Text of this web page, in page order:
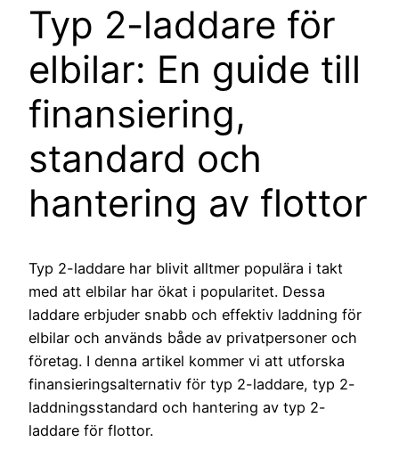
Typ 2-laddare för
elbilar: En guide till
finansiering,
standard och
hantering av flottor
Typ 2-laddare har blivit alltmer populära i takt
med att elbilar har ökat i popularitet. Dessa
laddare erbjuder snabb och effektiv laddning för
elbilar och används både av privatpersoner och
företag. I denna artikel kommer vi att utforska
finansieringsalternativ för typ 2-laddare, typ 2-
laddningsstandard och hantering av typ 2-
laddare för flottor.